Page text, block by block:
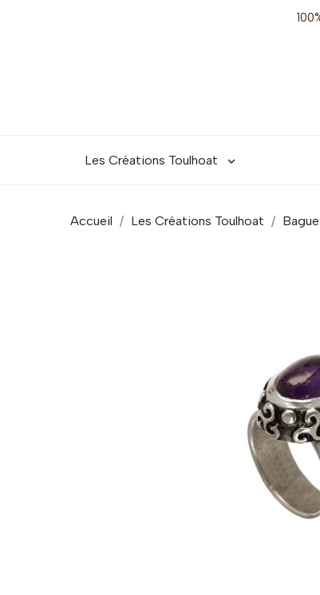
Les Créations Toulhoat 
Accueil Les Créations Toulhoat